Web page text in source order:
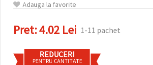
Аcceptati
toate!
Setări
Adauga la favorite
Pret:4.02 Lei 1-11 pachet
REDUCERI
PENTRU CANTITATE